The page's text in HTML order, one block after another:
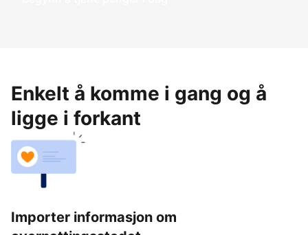
Enkelt å komme i gang og å
ligge i forkant
Importer informasjon om